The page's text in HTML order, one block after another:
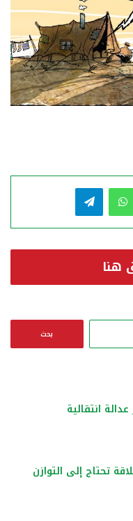
واتساب
هنا
ن
انتقالية
تحتاج إلى التوازن